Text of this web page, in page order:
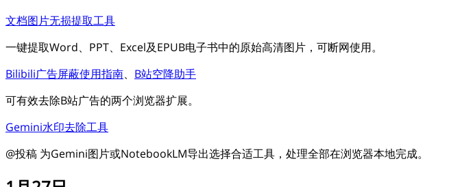
文档图片无损提取工具
一键提取Word、PPT、Excel及EPUB电子书中的原始高清图片，可断网使用。
Bilibili广告屏蔽使用指南、 B站空降助手
可有效去除B站广告的两个浏览器扩展。
Gemini水印去除工具
@投稿 为Gemini图片或NotebookLM导出选择合适工具，处理全部在浏览器本地完成。